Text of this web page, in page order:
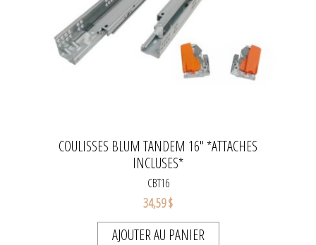
COULISSES BLUM TANDEM 16" *ATTACHES
INCLUSES*
CBT16
34,59 $
AJOUTER AU PANIER